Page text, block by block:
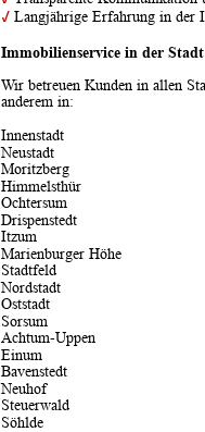
✓ Langjährige Erfahrung in der
Immobilienservice in der
Wir betreuen Kunden in allen
anderem in:
Innenstadt
Neustadt
Moritzberg
Himmelsthür
Ochtersum
Drispenstedt
Itzum
Marienburger Höhe
Stadtfeld
Nordstadt
Oststadt
Sorsum
Achtum-Uppen
Einum
Bavenstedt
Neuhof
Steuerwald
Söhlde